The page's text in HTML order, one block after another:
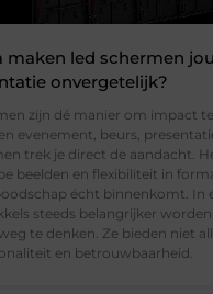
maken led schermen
onvergetelijk?
zijn dé manier om impact
evenement, beurs,
trek je direct de aandacht.
beelden en flexibiliteit in
écht binnenkomt. In
steeds belangrijker
te denken. Ze bieden niet
en betrouwbaarheid.